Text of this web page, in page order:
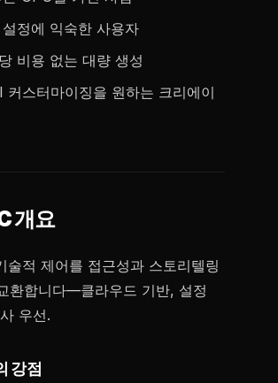
정에 익숙한 사용자
비용 없는 대량 생성
커스터마이징을 원하는 크리에이
개요
술적 제어를 접근성과 스토리텔링
환합니다—클라우드 기반, 설정
우선.
강점